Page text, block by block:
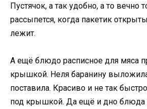
Пустячок, а так удобно, а то вечно
рассыпется, когда пакетик
лежит.
А ещё блюдо расписное для мяса
крышкой. Неля баранину
поставила. Красиво и не так
под крышкой. Да ещё и дно блюда